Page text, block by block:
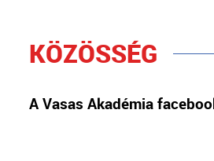
KÖZÖSSÉG
A Vasas Akadémia